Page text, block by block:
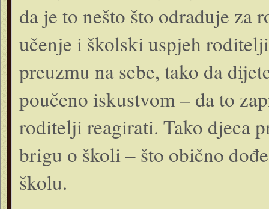
da je to nešto što odrađuje za
učenje i školski uspjeh
preuzmu na sebe, tako da
poučeno iskustvom – da to
roditelji reagirati. Tako djeca
brigu o školi – što obično
školu.